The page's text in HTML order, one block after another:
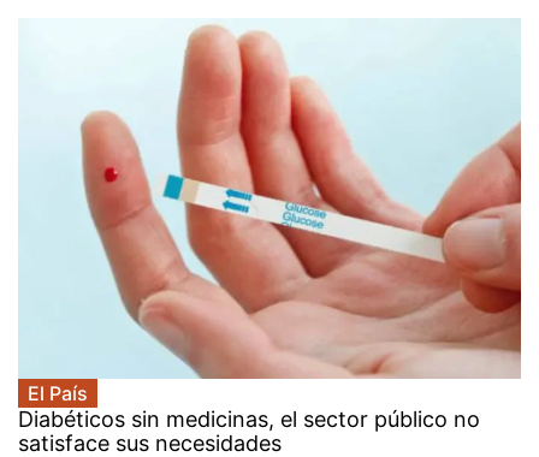
El País
Diabéticos sin medicinas, el sector público no
satisface sus necesidades